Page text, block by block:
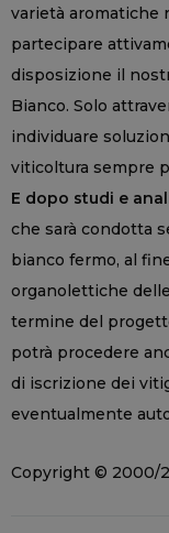
varietà aromatiche
partecipare
disposizione il
Bianco. Solo
individuare
viticoltura sempre
E dopo studi e
che sarà condotta
bianco fermo, al
organolettiche
termine del
potrà procedere
di iscrizione dei
eventualmente
Copyright © 2000/